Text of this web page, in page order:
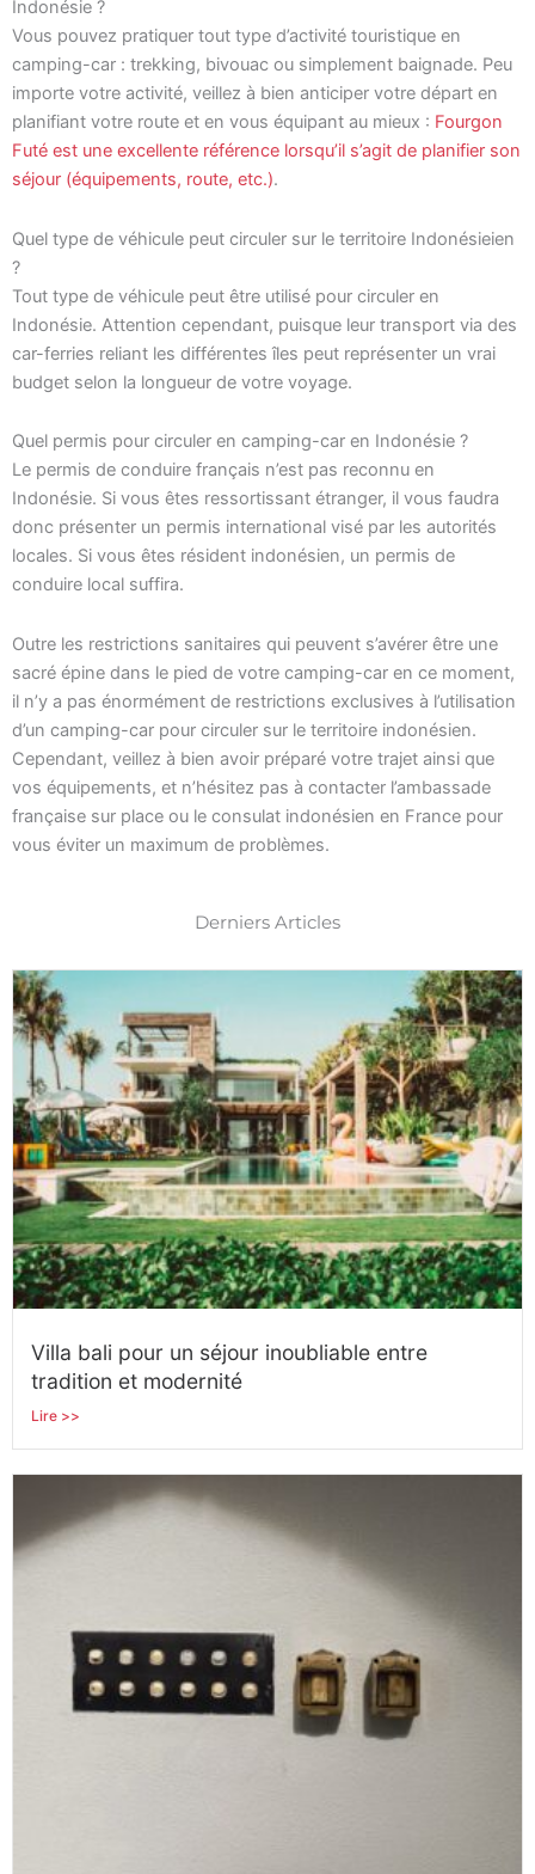
Indonésie ?
Vous pouvez pratiquer tout type d’activité touristique en
camping-car : trekking, bivouac ou simplement baignade. Peu
importe votre activité, veillez à bien anticiper votre départ en
planifiant votre route et en vous équipant au mieux : Fourgon
Futé est une excellente référence lorsqu’il s’agit de planifier son
séjour (équipements, route, etc.).
Quel type de véhicule peut circuler sur le territoire Indonésieien
?
Tout type de véhicule peut être utilisé pour circuler en
Indonésie. Attention cependant, puisque leur transport via des
car-ferries reliant les différentes îles peut représenter un vrai
budget selon la longueur de votre voyage.
Quel permis pour circuler en camping-car en Indonésie ?
Le permis de conduire français n’est pas reconnu en
Indonésie. Si vous êtes ressortissant étranger, il vous faudra
donc présenter un permis international visé par les autorités
locales. Si vous êtes résident indonésien, un permis de
conduire local suffira.
Outre les restrictions sanitaires qui peuvent s’avérer être une
sacré épine dans le pied de votre camping-car en ce moment,
il n’y a pas énormément de restrictions exclusives à l’utilisation
d’un camping-car pour circuler sur le territoire indonésien.
Cependant, veillez à bien avoir préparé votre trajet ainsi que
vos équipements, et n’hésitez pas à contacter l’ambassade
française sur place ou le consulat indonésien en France pour
vous éviter un maximum de problèmes.
Derniers Articles
Villa bali pour un séjour inoubliable entre
tradition et modernité
Lire >>